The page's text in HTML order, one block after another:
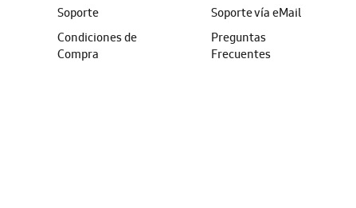
Soporte
Condiciones de
Compra
Soporte vía eMail
Preguntas
Frecuentes